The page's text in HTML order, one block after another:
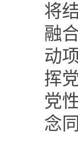
将
融
动
挥
党
念